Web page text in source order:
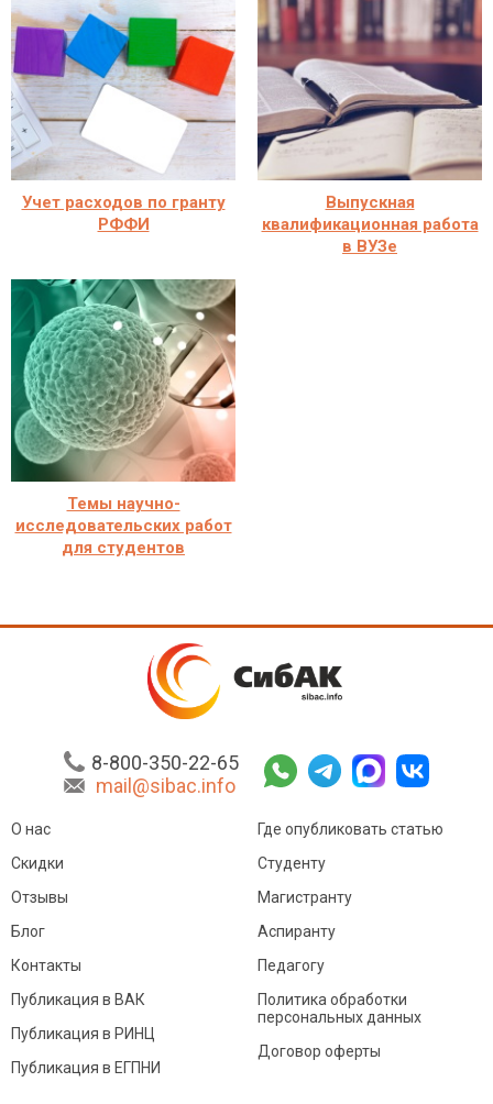
Учет расходов по гранту
РФФИ
Выпускная
квалификационная работа
в ВУЗе
Темы научно-
исследовательских работ
для студентов
8-800-350-22-65
mail@sibac.info
О нас
Скидки
Отзывы
Блог
Контакты
Где опубликовать статью
Студенту
Магистранту
Аспиранту
Педагогу
Публикация в ВАК
Публикация в РИНЦ
Публикация в ЕГПНИ
Политика обработки
персональных данных
Договор оферты